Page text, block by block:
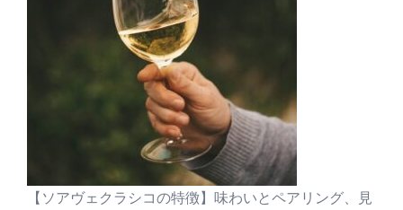
【ソアヴェクラシコの特徴】味わいとペアリング、見